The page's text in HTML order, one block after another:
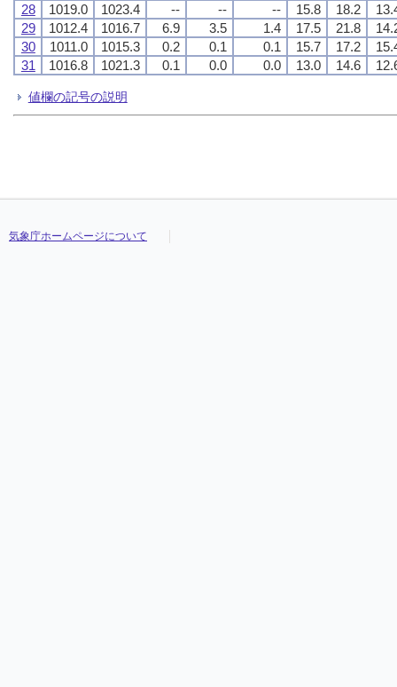
28
1019.0 1023.4 -- -- -- 15.8 18.2
29
1012.4 1016.7 6.9 3.5 1.4 17.5 21.8
30
1011.0 1015.3 0.2 0.1 0.1 15.7 17.2
31
1016.8 1021.3 0.1 0.0 0.0 13.0 14.6
値欄の記号の説明
気象庁ホームページについて